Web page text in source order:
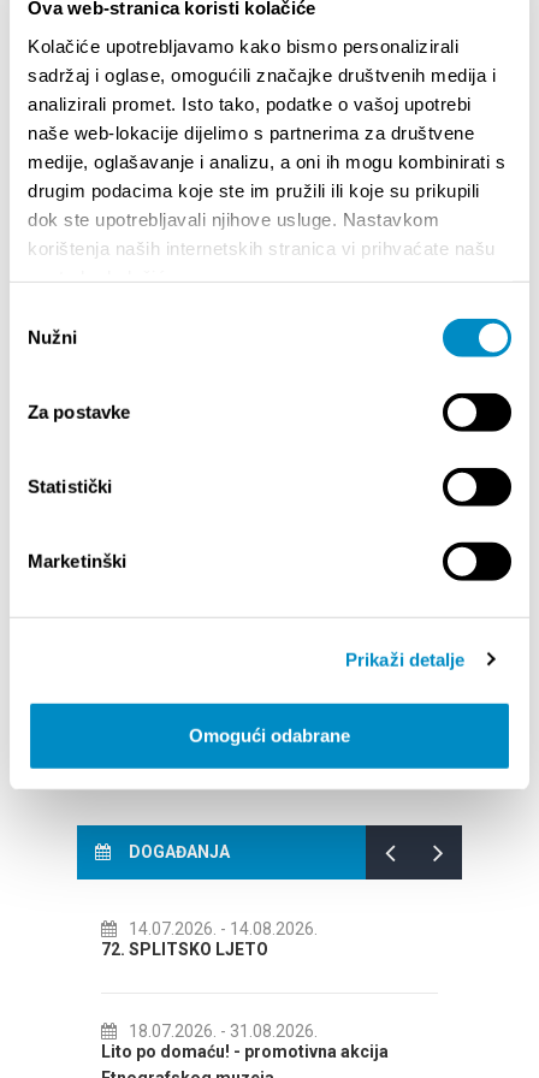
Ova web-stranica koristi kolačiće
Kolačiće upotrebljavamo kako bismo personalizirali
sadržaj i oglase, omogućili značajke društvenih medija i
analizirali promet. Isto tako, podatke o vašoj upotrebi
naše web-lokacije dijelimo s partnerima za društvene
medije, oglašavanje i analizu, a oni ih mogu kombinirati s
drugim podacima koje ste im pružili ili koje su prikupili
dok ste upotrebljavali njihove usluge. Nastavkom
korištenja naših internetskih stranica vi prihvaćate našu
pristanka
Nužni
Za postavke
Statistički
Marketinški
Prikaži detalje
Omogući odabrane
Podijelite:
ISTAKNUTO
INFORMACIJA – IZDAVANJE REGISTRACIJSKOG
Your
DOGAĐANJA
14.07.2026. - 14.08.2026.
72. SPLITSKO LJETO
18.07.2026. - 31.08.2026.
Lito po domaću! - promotivna akcija